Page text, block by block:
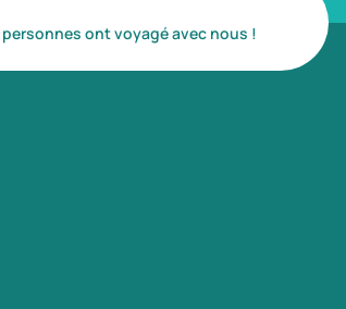
personnes ont voyagé avec nous !